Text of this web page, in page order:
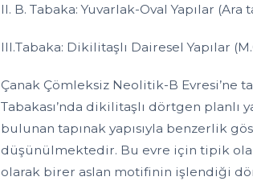
II. B. Tabaka: Yuvarlak-Oval Yapılar (Ara
III.Tabaka: Dikilitaşlı Dairesel Yapılar
Çanak Çömleksiz Neolitik-B Evresi’ne
Tabakası’nda dikilitaşlı dörtgen planlı
bulunan tapınak yapısıyla benzerlik
düşünülmektedir. Bu evre için tipik olan
olarak birer aslan motifinin işlendiği